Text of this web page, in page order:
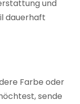
und
dauerhaft
Farbe oder
sende